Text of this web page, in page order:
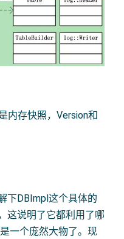
内存快照，Version和
下DBImpl这个具体的
这说明了它都利用了哪
一个庞然大物了。现